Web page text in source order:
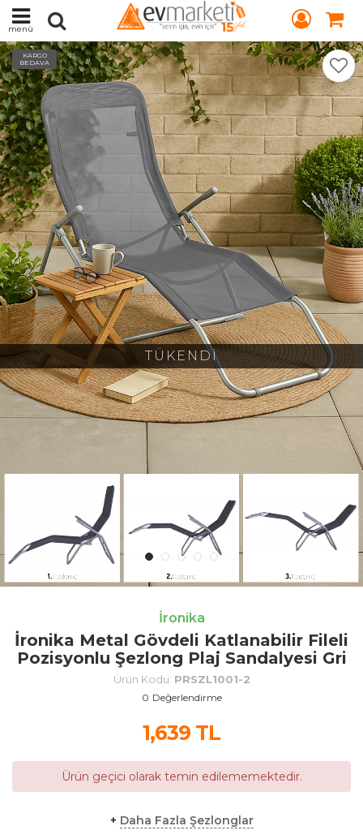
menü
TÜKENDİ
KARGO
BEDAVA
İronika
İronika Metal Gövdeli Katlanabilir Fileli
Pozisyonlu Şezlong Plaj Sandalyesi Gri
Ürün Kodu: PRSZL1001-2
0 Değerlendirme
1,639 TL
Ürün geçici olarak temin edilememektedir.
+ Daha Fazla Şezlonglar